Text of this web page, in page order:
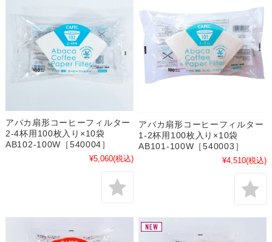
アバカ扇形コーヒーフィルター
2-4杯用100枚入り×10袋
AB102-100W［540004］
¥5,060(税込)
アバカ扇形コーヒーフィルター
1-2杯用100枚入り×10袋
AB101-100W［540003］
¥4,510(税込)